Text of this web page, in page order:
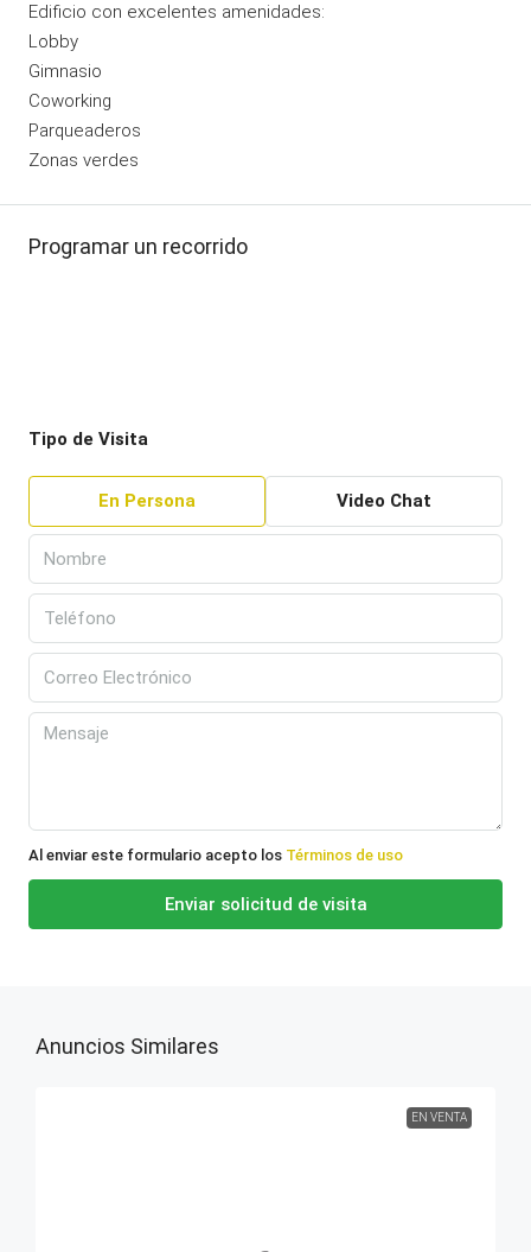
Edificio con excelentes amenidades:
Lobby
Gimnasio
Coworking
Parqueaderos
Zonas verdes
Programar un recorrido
Tipo de Visita
En Persona Video Chat
Al enviar este formulario acepto los Términos de uso
Enviar solicitud de visita
Anuncios Similares
EN VENTA